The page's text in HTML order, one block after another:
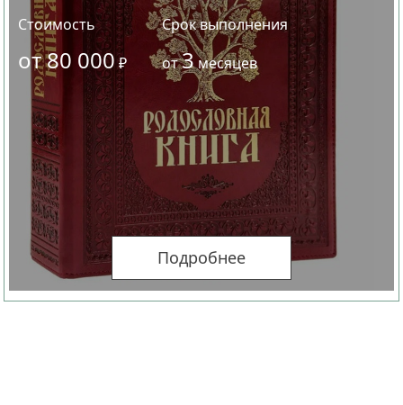
Стоимость
от 80 000₽
Срок выполнения
от3месяцев
Подробнее